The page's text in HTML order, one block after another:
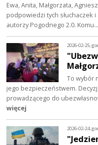
Ewa, Anita, Małgorzata,
podpowiedzi tych słuchaczek
autorzy Pogodnego 2.0. Komu…
2026-02-25,
To wybór
jego bezpieczeństwem.
prowadzącego do
więcej
2026-02-24,